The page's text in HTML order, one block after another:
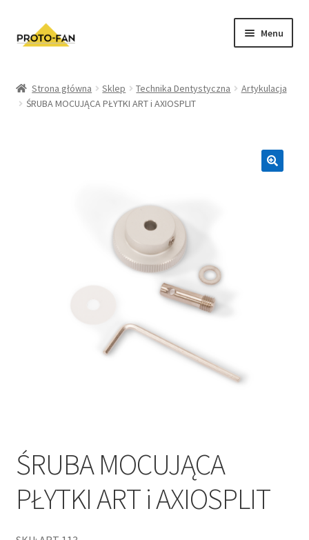
Menu
Kursy Stomatologiczne
Strona główna Sklep Technika Dentystyczna
Artykulacja
ŚRUBA MOCUJĄCA PŁYTKI ART i AXIOSPLIT
ŚRUBA MOCUJĄCA
PŁYTKI ART i AXIOSPLIT